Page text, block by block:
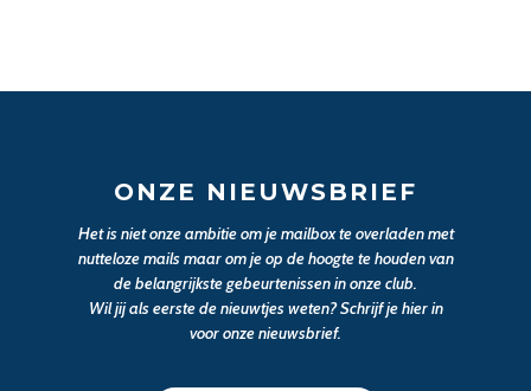
ONZE NIEUWSBRIEF
Het is niet onze ambitie om je mailbox te overladen met
nutteloze mails maar om je op de hoogte te houden van
de belangrijkste gebeurtenissen in onze club.
Wil jij als eerste de nieuwtjes weten? Schrijf je hier in
voor onze nieuwsbrief.